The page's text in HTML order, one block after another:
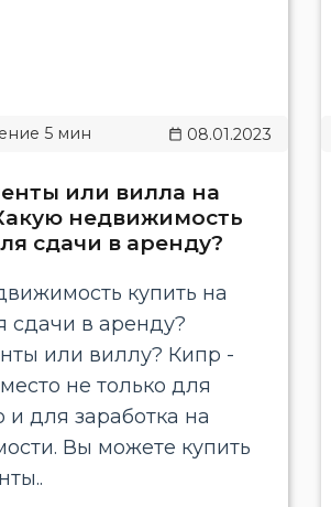
08.01.2023
или вилла на
недвижимость
сдачи в аренду?
купить на
сдачи в аренду?
или виллу? Кипр -
не только для
и для заработка на
Вы можете купить